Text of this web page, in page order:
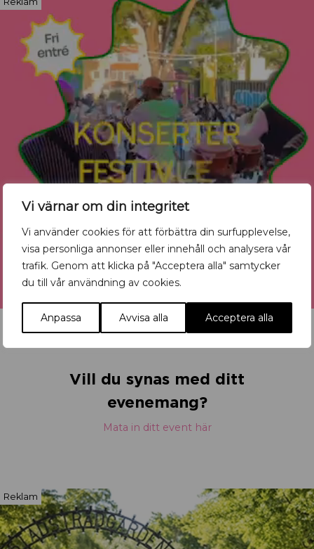
Vi värnar om din integritet
Vi använder cookies för att förbättra din surfupplevelse,
visa personliga annonser eller innehåll och analysera vår
trafik. Genom att klicka på "Acceptera alla" samtycker
du till vår användning av cookies.
Anpassa Avvisa alla Acceptera alla
Vill du synas med ditt
evenemang?
Mata in ditt event här
Reklam